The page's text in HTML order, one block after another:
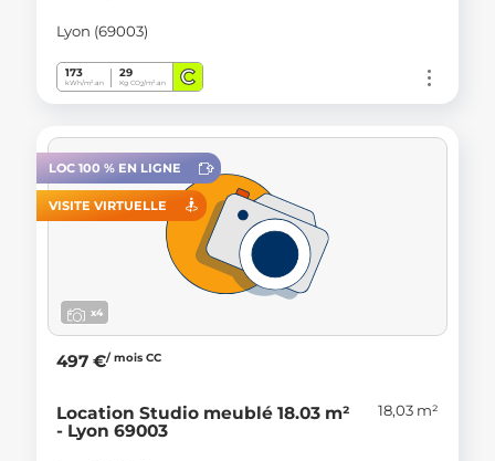
Lyon (69003)
173
kWh/m².an
29
Kg CO2/m².an C
LOC 100 % EN LIGNE
VISITE VIRTUELLE
x4
497 €/ mois CC
Location Studio meublé 18.03 m²
- Lyon 69003
18,03 m²